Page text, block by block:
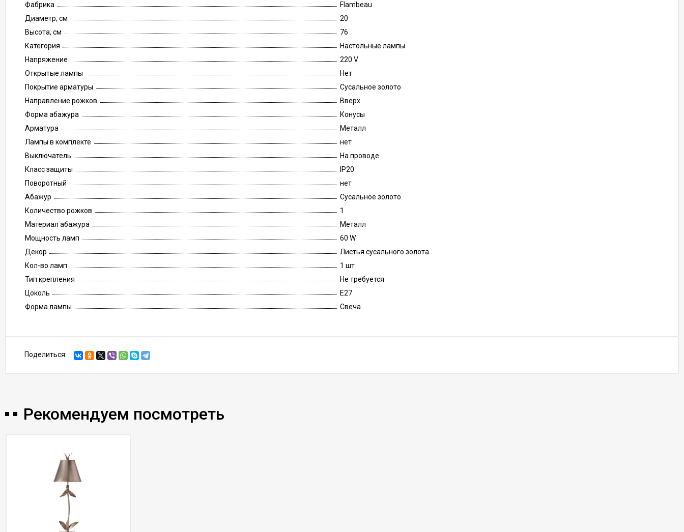
Фабрика
Flambeau
Диаметр, см
20
Высота, см
76
Категория
Настольные лампы
Напряжение
220 V
Открытые лампы
Нет
Покрытие арматуры
Сусальное золото
Направление рожков
Вверх
Форма абажура
Конусы
Арматура
Металл
Лампы в комплекте
нет
Выключатель
На проводе
Класс защиты
IP20
Поворотный
нет
Абажур
Сусальное золото
Количество рожков
1
Материал абажура
Металл
Мощность ламп
60 W
Декор
Листья сусального золота
Кол-во ламп
1 шт
Тип крепления
Не требуется
Цоколь
E27
Форма лампы
Свеча
Поделиться:
Рекомендуем посмотреть